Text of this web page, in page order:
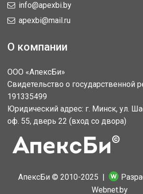
info@apexbi.by
apexbi@mail.ru
О компании
ООО «АпексБи»
Свидетельство о государственной
191335499
Юридический адрес: г. Минск, ул.
оф. 55, дверь 22 (вход со двора)
АпексБи © 2010-2025 |
Webnet.by